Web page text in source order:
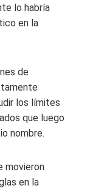
lo habría
en la
de
los límites
que luego
nombre.
movieron
en la